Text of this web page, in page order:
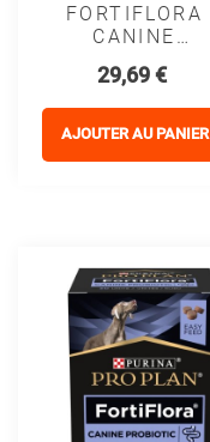
FORTIFLORA
CANINE
PROPLAN
Prix
29,69 €
AJOUTER AU PANIER